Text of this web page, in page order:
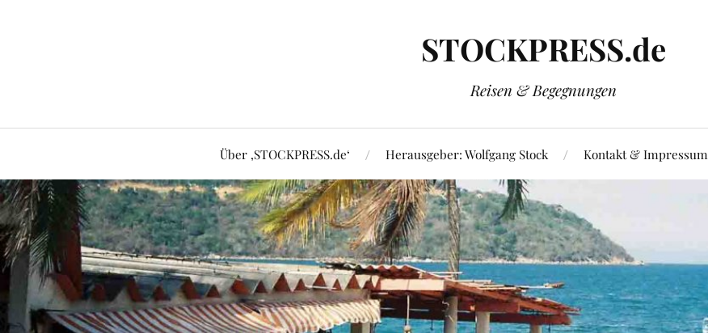
STOCKPRESS.de
Reisen & Begegnungen
Über ‚STOCKPRESS.de‘ Herausgeber: Wolfgang Stock Kontakt & Impressum